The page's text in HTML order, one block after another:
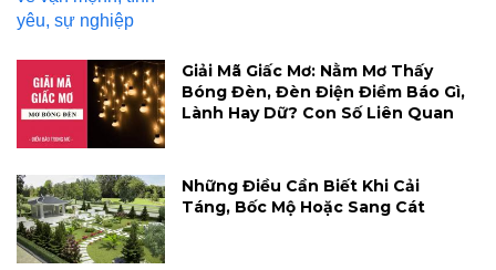
Giải Mã Giấc Mơ: Nằm Mơ Thấy
Bóng Đèn, Đèn Điện Điềm Báo Gì,
Lành Hay Dữ? Con Số Liên Quan
Những Điều Cần Biết Khi Cải
Táng, Bốc Mộ Hoặc Sang Cát